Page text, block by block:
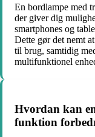
En bordlampe med
der giver dig
smartphones og
Dette gør det nemt
til brug, samtidig
multifunktionel
Hvordan kan
funktion